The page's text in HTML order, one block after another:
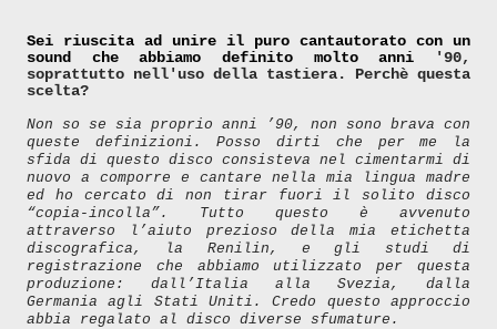
Sei riuscita ad unire il puro cantautorato con un
sound che abbiamo definito molto anni
'90,
soprattutto nell'uso della tastiera. Perchè questa
scelta?
Non so se sia proprio anni ’90, non sono brava con
queste definizioni. Posso dirti che per me la
sfida di questo disco consisteva nel cimentarmi di
nuovo a comporre e cantare nella mia lingua madre
ed ho cercato di non tirar fuori il solito disco
“copia-incolla”. Tutto questo è avvenuto
attraverso l’aiuto prezioso della mia etichetta
discografica, la Renilin, e gli studi di
registrazione che abbiamo utilizzato per questa
produzione: dall’Italia alla Svezia, dalla
Germania agli Stati Uniti. Credo questo approccio
abbia regalato al disco diverse sfumature.